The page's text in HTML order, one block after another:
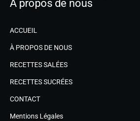
À propos de nous
ACCUEIL
À PROPOS DE NOUS
RECETTES SALÉES
RECETTES SUCRÉES
CONTACT
Mentions Légales